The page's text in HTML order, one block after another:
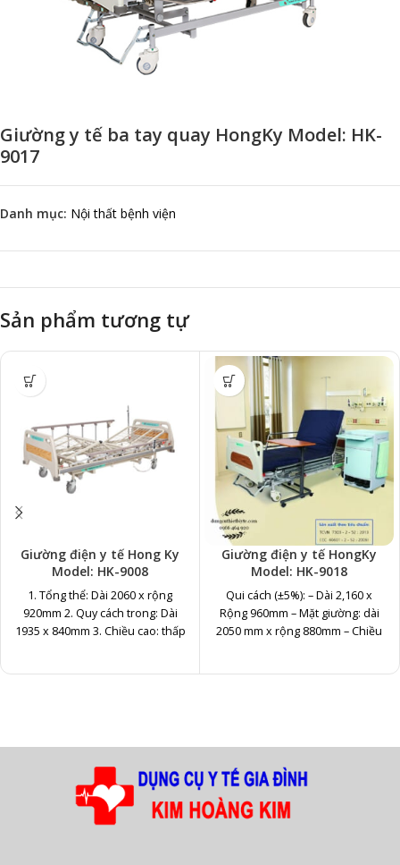
Giường y tế ba tay quay HongKy Model: HK-
9017
Danh mục: Nội thất bệnh viện
Sản phẩm tương tự
Giường điện y tế Hong Ky
Model: HK-9008
1. Tổng thể: Dài 2060 x rộng
920mm 2. Quy cách trong: Dài
1935 x 840mm 3. Chiều cao: thấp
Giường điện y tế HongKy
Model: HK-9018
Qui cách (±5%): – Dài 2,160 x
Rộng 960mm – Mặt giường: dài
2050 mm x rộng 880mm – Chiều